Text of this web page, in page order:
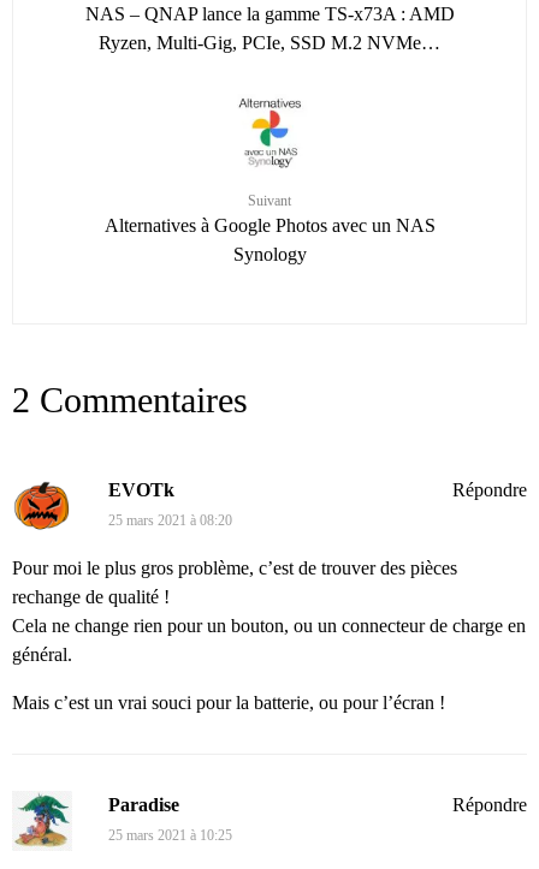
NAS – QNAP lance la gamme TS-x73A : AMD
Ryzen, Multi-Gig, PCIe, SSD M.2 NVMe…
Suivant
Alternatives à Google Photos avec un NAS
Synology
2 Commentaires
EVOTk
25 mars 2021 à 08:20
Pour moi le plus gros problème, c’est de trouver des pièces
rechange de qualité !
Cela ne change rien pour un bouton, ou un connecteur de charge en
général.
Mais c’est un vrai souci pour la batterie, ou pour l’écran !
Répondre
Paradise
25 mars 2021 à 10:25
Répondre